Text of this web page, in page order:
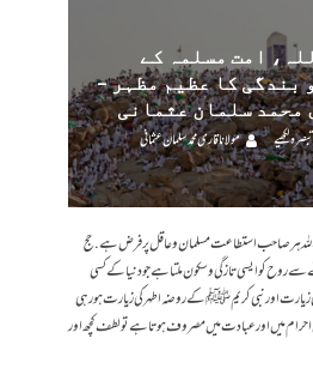
امت مسلمہ کے
بندگی کا عظیم مظہر –
محمد سلمان عثمانی
تبصرہ لکھیے مولانا قاری محمد سلمان عثمانی
ہر صاحب استطاعت مسلمان و عاقل پر فرض ہے. حج
کو ایسی تازگی و سکون ملتا ہے جو دنیا کے کسی
کی زیارت اور نبی کریمﷺ کے روضہ اطہر کی زیا رت ہو رہی
میں اور عبادت میں مصروف ہو تا ہے تو لطف کچھ اور